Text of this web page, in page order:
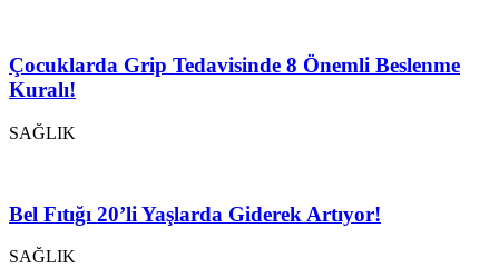
Çocuklarda Grip Tedavisinde 8 Önemli Beslenme
Kuralı!
SAĞLIK
Bel Fıtığı 20’li Yaşlarda Giderek Artıyor!
SAĞLIK